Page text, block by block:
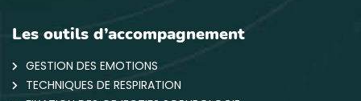
Les outils d’accompagnement
GESTION DES EMOTIONS
TECHNIQUES DE RESPIRATION